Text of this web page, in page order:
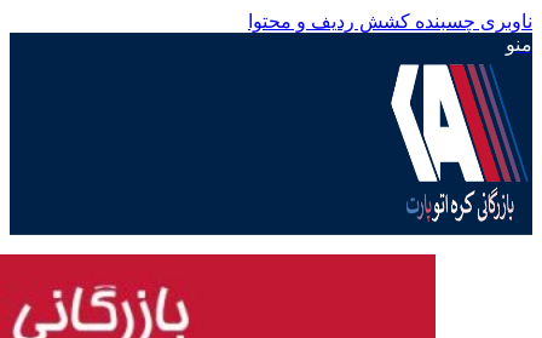
ناوبری چسبنده کشش ردیف و محتوا
منو